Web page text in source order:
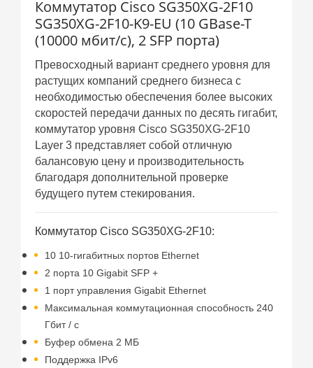
Коммутатор Cisco SG350XG-2F10
SG350XG-2F10-K9-EU (10 GBase-T
(10000 мбит/с), 2 SFP порта)
Превосходный вариант среднего уровня для
растущих компаний среднего бизнеса с
необходимостью обеспечения более высоких
скоростей передачи данных по десять гигабит,
коммутатор уровня Cisco SG350XG-2F10
Layer 3 представляет собой отличную
балансовую цену и производительность
благодаря дополнительной проверке
будущего путем стекирования.
Коммутатор Cisco SG350XG-2F10:
10 10-гигабитных портов Ethernet
2 порта 10 Gigabit SFP +
1 порт управления Gigabit Ethernet
Максимальная коммутационная способность 240
Гбит / с
Буфер обмена 2 МБ
Поддержка IPv6